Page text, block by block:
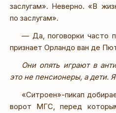
заслугам». Неверно. «В
по заслугам».
— Да, поговорки часто
признает Орландо ван де
Они опять играют в
это не пенсионеры, а дети.
«Ситроен»-пикап
ворот МГС, перед